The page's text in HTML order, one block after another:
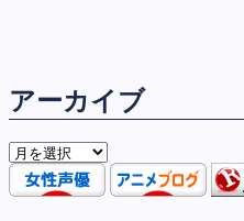
アーカイブ
ア
ー
カ